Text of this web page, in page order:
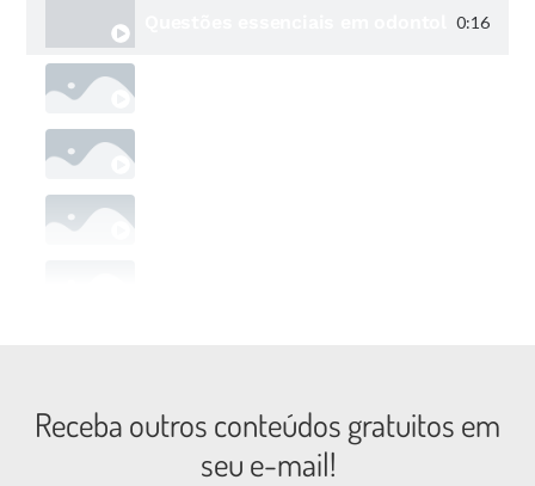
Questões essenciais em odontologia do
0:16
Receba outros conteúdos gratuitos em
seu e-mail!